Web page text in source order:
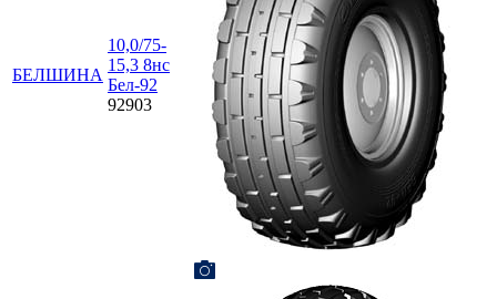
БЕЛШИНА
10,0/75-
15,3 8нс
Бел-92
92903